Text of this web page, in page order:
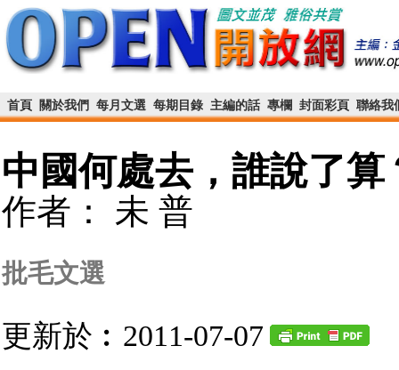
首頁 關於我們 每月文選 每期目錄 主編的話 專欄 封面彩頁 聯絡我
中國何處去，誰說了算
作者： 未 普
批毛文選
更新於︰2011-07-07